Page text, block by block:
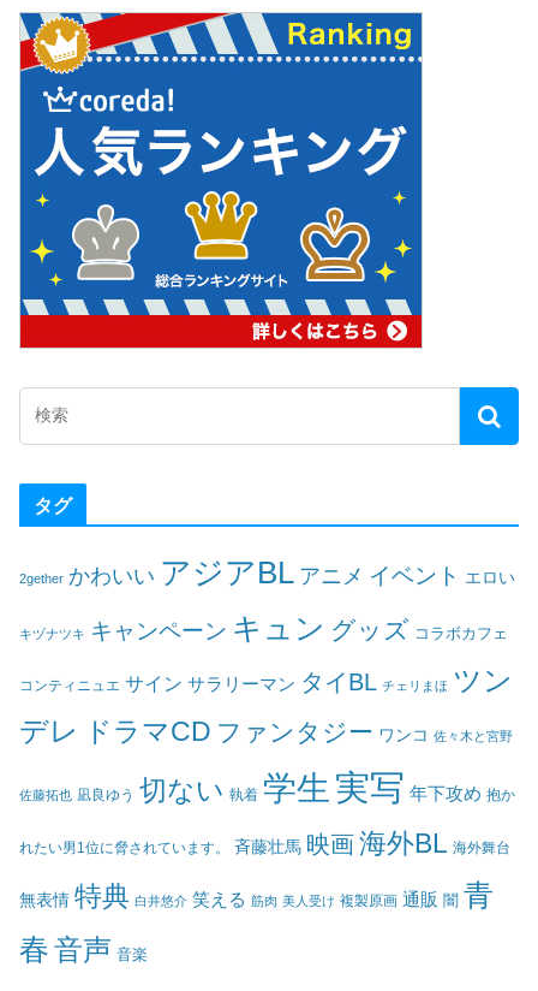
タグ
2gether かわいい アジアBL アニメ イベント エロい
キヅナツキ キャンペーン キュン グッズ コラボカフェ
コンティニュエ サイン サラリーマン タイBL チェリまほ ツン
デレ ドラマCD ファンタジー ワンコ 佐々木と宮野
佐藤拓也 凪良ゆう 切ない 執着 学生 実写 年下攻め 抱か
れたい男1位に脅されています。 斉藤壮馬 映画海外BL 海外舞台
無表情 特典 白井悠介 笑える 筋肉 美人受け 複製原画 通販 闇 青
春音声 音楽